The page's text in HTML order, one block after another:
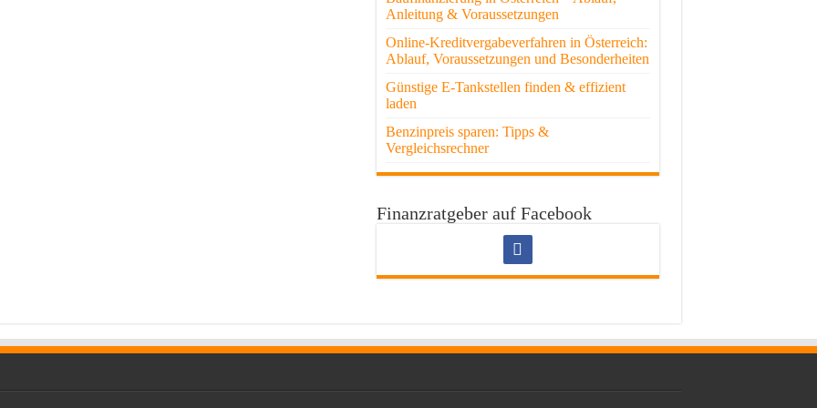
Anleitung & Voraussetzungen
Online-Kreditvergabeverfahren in Österreich:
Ablauf, Voraussetzungen und Besonderheiten
Günstige E-Tankstellen finden & effizient
laden
Benzinpreis sparen: Tipps &
Vergleichsrechner
Finanzratgeber auf Facebook